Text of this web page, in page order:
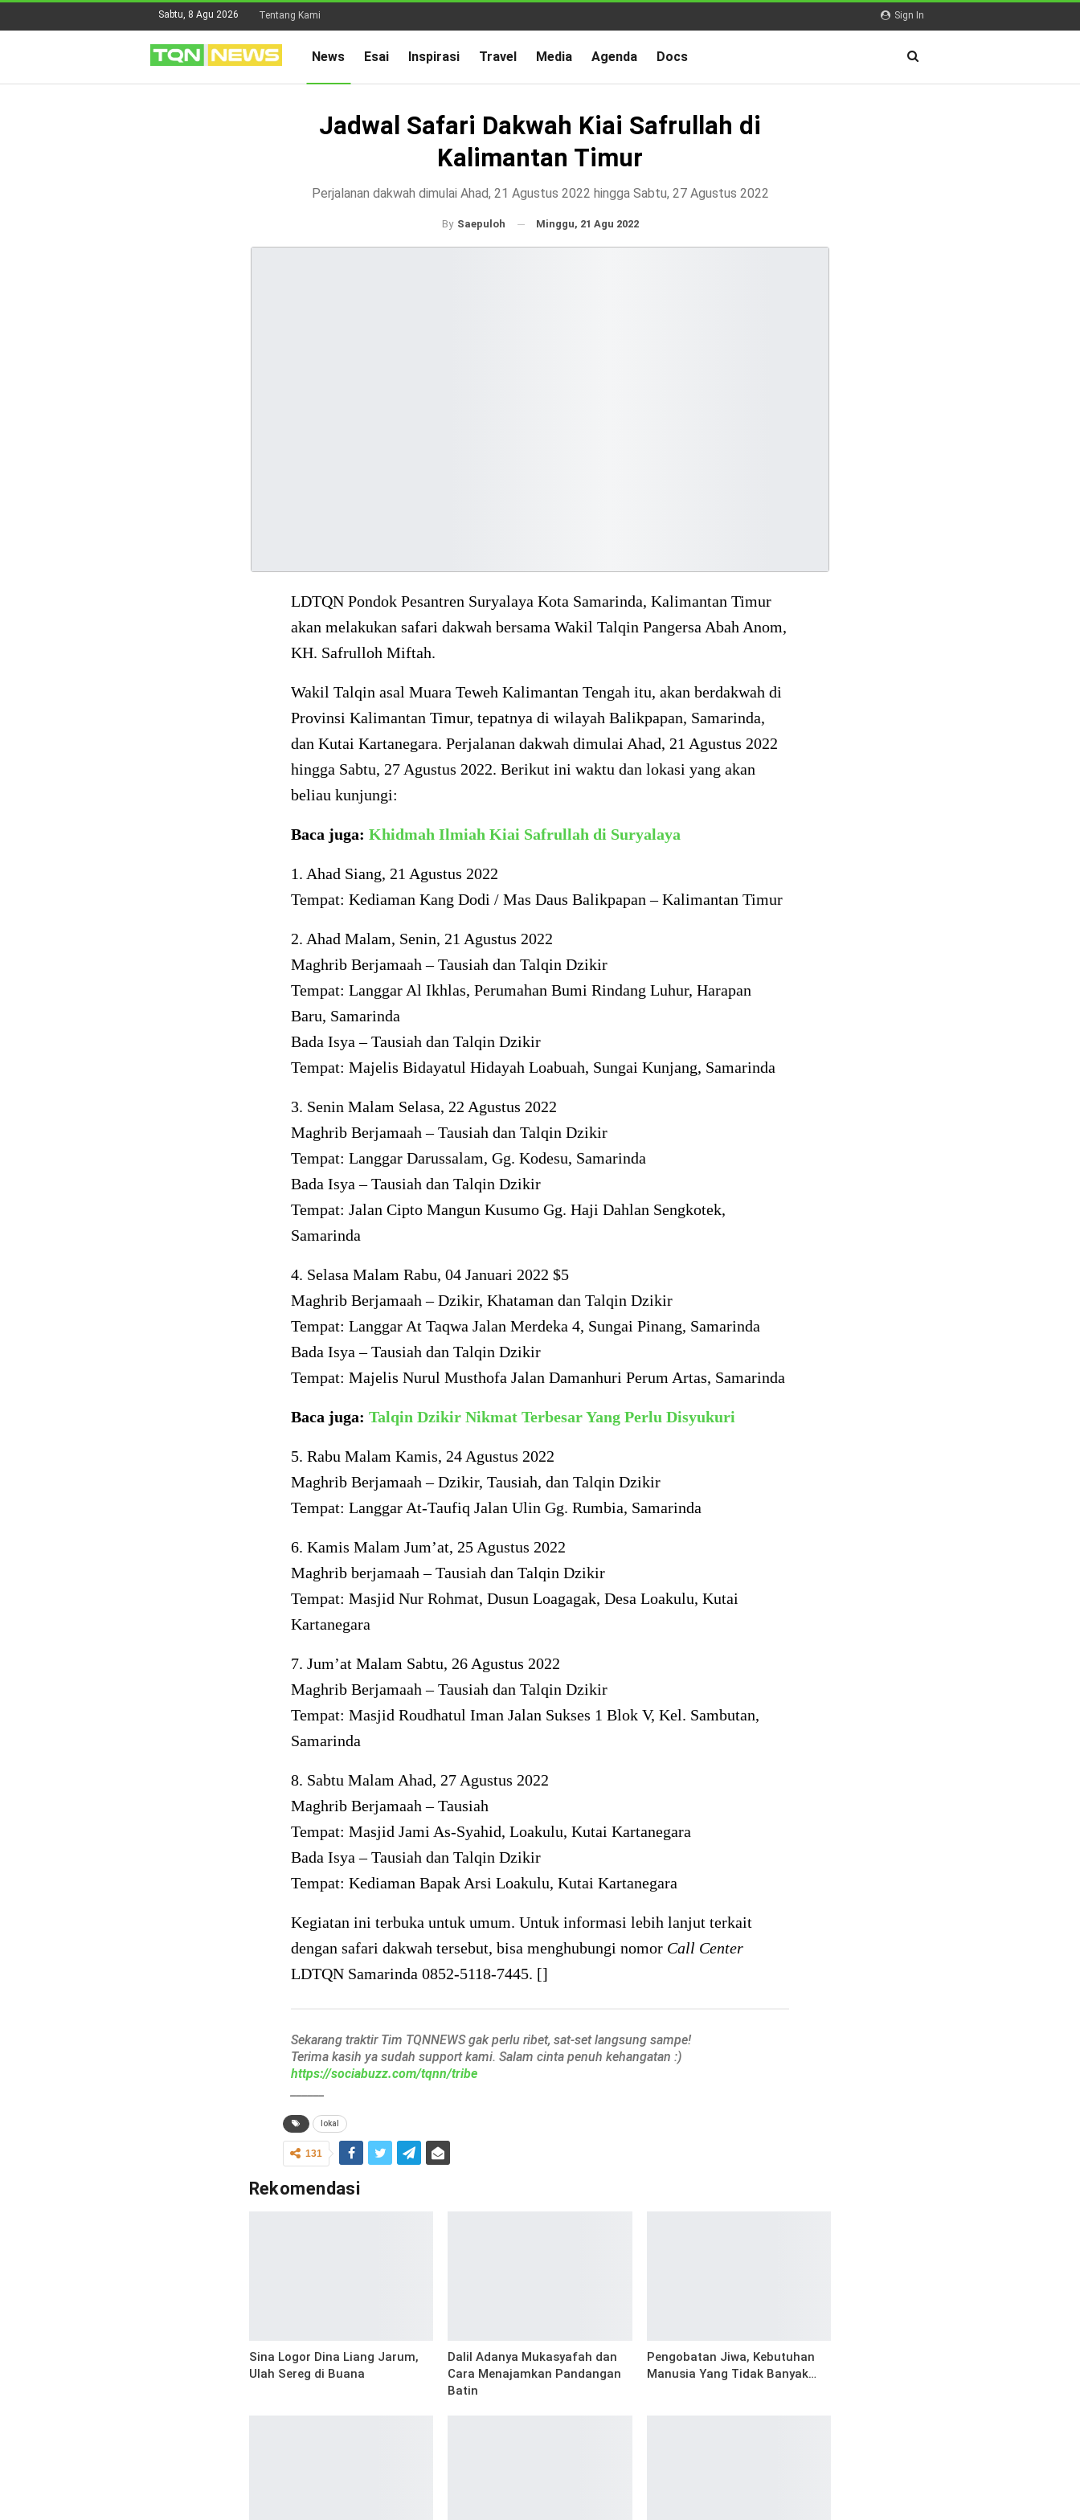
Sign In
Sabtu, 8 Agu 2026 Tentang Kami
News Esai Inspirasi Travel Media Agenda Docs
Jadwal Safari Dakwah Kiai Safrullah di
Kalimantan Timur
Perjalanan dakwah dimulai Ahad, 21 Agustus 2022 hingga Sabtu, 27 Agustus 2022
By Saepuloh Minggu, 21 Agu 2022
LDTQN Pondok Pesantren Suryalaya Kota Samarinda, Kalimantan Timur
akan melakukan safari dakwah bersama Wakil Talqin Pangersa Abah Anom,
KH. Safrulloh Miftah.
Wakil Talqin asal Muara Teweh Kalimantan Tengah itu, akan berdakwah di
Provinsi Kalimantan Timur, tepatnya di wilayah Balikpapan, Samarinda,
dan Kutai Kartanegara. Perjalanan dakwah dimulai Ahad, 21 Agustus 2022
hingga Sabtu, 27 Agustus 2022. Berikut ini waktu dan lokasi yang akan
beliau kunjungi:
Baca juga: Khidmah Ilmiah Kiai Safrullah di Suryalaya
1. Ahad Siang, 21 Agustus 2022
Tempat: Kediaman Kang Dodi / Mas Daus Balikpapan – Kalimantan Timur
2. Ahad Malam, Senin, 21 Agustus 2022
Maghrib Berjamaah – Tausiah dan Talqin Dzikir
Tempat: Langgar Al Ikhlas, Perumahan Bumi Rindang Luhur, Harapan
Baru, Samarinda
Bada Isya – Tausiah dan Talqin Dzikir
Tempat: Majelis Bidayatul Hidayah Loabuah, Sungai Kunjang, Samarinda
3. Senin Malam Selasa, 22 Agustus 2022
Maghrib Berjamaah – Tausiah dan Talqin Dzikir
Tempat: Langgar Darussalam, Gg. Kodesu, Samarinda
Bada Isya – Tausiah dan Talqin Dzikir
Tempat: Jalan Cipto Mangun Kusumo Gg. Haji Dahlan Sengkotek,
Samarinda
4. Selasa Malam Rabu, 04 Januari 2022 $5
Maghrib Berjamaah – Dzikir, Khataman dan Talqin Dzikir
Tempat: Langgar At Taqwa Jalan Merdeka 4, Sungai Pinang, Samarinda
Bada Isya – Tausiah dan Talqin Dzikir
Tempat: Majelis Nurul Musthofa Jalan Damanhuri Perum Artas, Samarinda
Baca juga: Talqin Dzikir Nikmat Terbesar Yang Perlu Disyukuri
5. Rabu Malam Kamis, 24 Agustus 2022
Maghrib Berjamaah – Dzikir, Tausiah, dan Talqin Dzikir
Tempat: Langgar At-Taufiq Jalan Ulin Gg. Rumbia, Samarinda
6. Kamis Malam Jum’at, 25 Agustus 2022
Maghrib berjamaah – Tausiah dan Talqin Dzikir
Tempat: Masjid Nur Rohmat, Dusun Loagagak, Desa Loakulu, Kutai
Kartanegara
7. Jum’at Malam Sabtu, 26 Agustus 2022
Maghrib Berjamaah – Tausiah dan Talqin Dzikir
Tempat: Masjid Roudhatul Iman Jalan Sukses 1 Blok V, Kel. Sambutan,
Samarinda
8. Sabtu Malam Ahad, 27 Agustus 2022
Maghrib Berjamaah – Tausiah
Tempat: Masjid Jami As-Syahid, Loakulu, Kutai Kartanegara
Bada Isya – Tausiah dan Talqin Dzikir
Tempat: Kediaman Bapak Arsi Loakulu, Kutai Kartanegara
Kegiatan ini terbuka untuk umum. Untuk informasi lebih lanjut terkait
dengan safari dakwah tersebut, bisa menghubungi nomor Call Center
LDTQN Samarinda 0852-5118-7445. []
Sekarang traktir Tim TQNNEWS gak perlu ribet, sat-set langsung sampe!
Terima kasih ya sudah support kami. Salam cinta penuh kehangatan :)
https://sociabuzz.com/tqnn/tribe
lokal
131
Rekomendasi
Sina Logor Dina Liang Jarum,
Ulah Sereg di Buana
Dalil Adanya Mukasyafah dan
Cara Menajamkan Pandangan
Batin
Pengobatan Jiwa, Kebutuhan
Manusia Yang Tidak Banyak…